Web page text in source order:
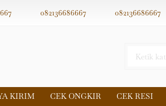
082136686667 082136686667
KIRIM CEK ONGKIR CEK RESI